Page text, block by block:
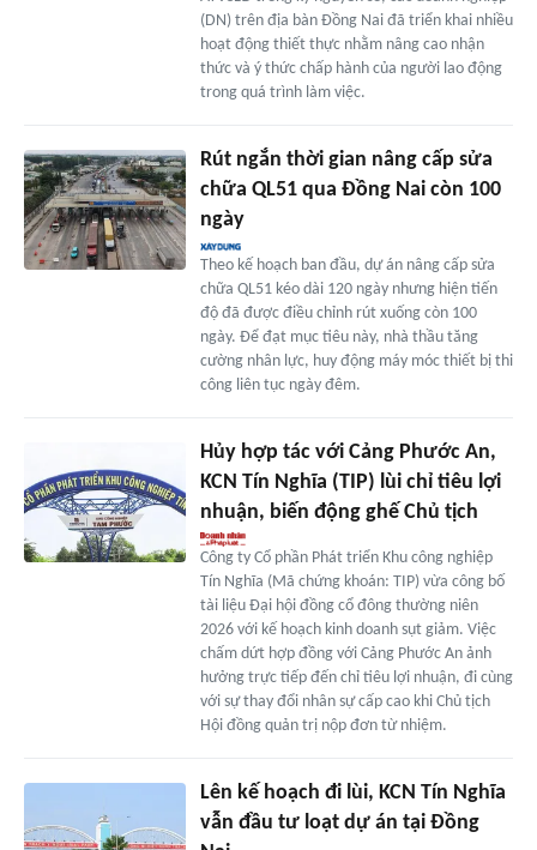
(DN) trên địa bàn Ðồng Nai đã triển khai nhiều
hoạt động thiết thực nhằm nâng cao nhận
thức và ý thức chấp hành của người lao động
trong quá trình làm việc.
Rút ngắn thời gian nâng cấp sửa
chữa QL51 qua Đồng Nai còn 100
ngày
Theo kế hoạch ban đầu, dự án nâng cấp sửa
chữa QL51 kéo dài 120 ngày nhưng hiện tiến
độ đã được điều chỉnh rút xuống còn 100
ngày. Để đạt mục tiêu này, nhà thầu tăng
cường nhân lực, huy động máy móc thiết bị thi
công liên tục ngày đêm.
Hủy hợp tác với Cảng Phước An,
KCN Tín Nghĩa (TIP) lùi chỉ tiêu lợi
nhuận, biến động ghế Chủ tịch
Công ty Cổ phần Phát triển Khu công nghiệp
Tín Nghĩa (Mã chứng khoán: TIP) vừa công bố
tài liệu Đại hội đồng cổ đông thường niên
2026 với kế hoạch kinh doanh sụt giảm. Việc
chấm dứt hợp đồng với Cảng Phước An ảnh
hưởng trực tiếp đến chỉ tiêu lợi nhuận, đi cùng
với sự thay đổi nhân sự cấp cao khi Chủ tịch
Hội đồng quản trị nộp đơn từ nhiệm.
Lên kế hoạch đi lùi, KCN Tín Nghĩa
vẫn đầu tư loạt dự án tại Đồng